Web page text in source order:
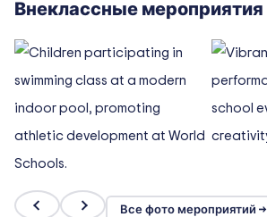
Внеклассные мероприятия
Все фото мероприятий →